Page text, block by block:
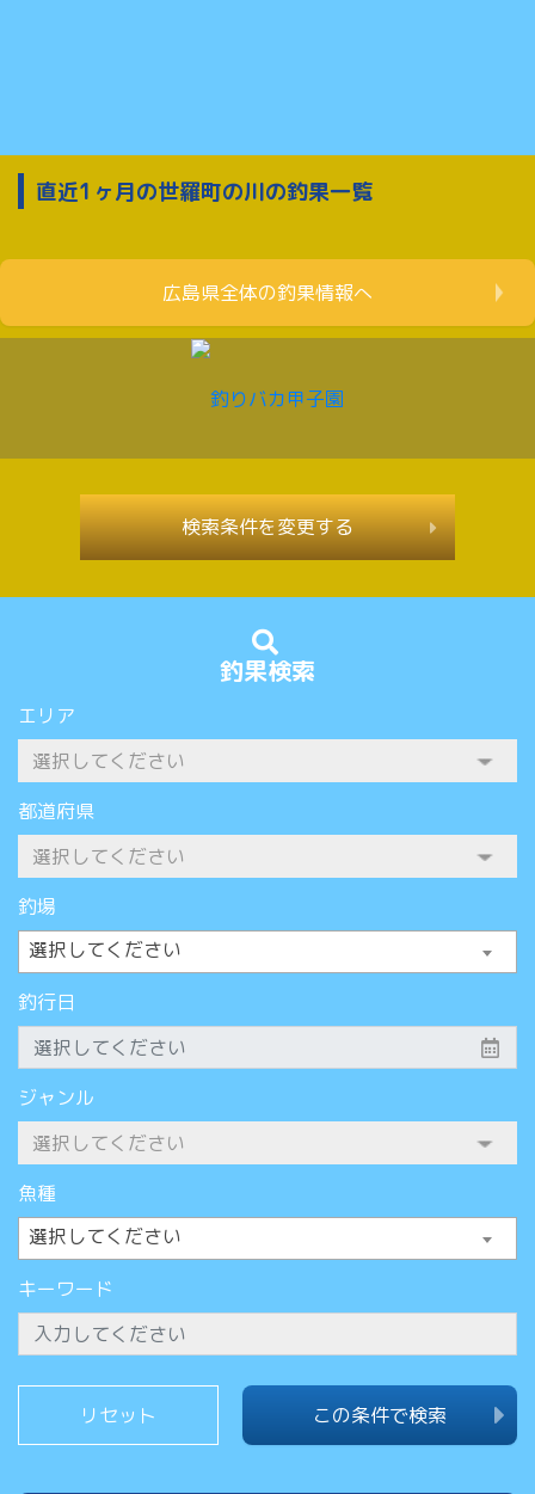
釣果検索
エリア
都道府県
釣場
選択してください
釣行日
ジャンル
魚種
選択してください
キーワード
この条件で検索
直近1ヶ月の世羅町の川の釣果一覧
広島県全体の釣果情報へ
検索条件を変更する